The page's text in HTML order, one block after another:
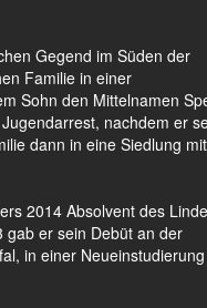
Gegend im Süden der
Familie in einer
Sohn den Mittelnamen
nachdem er
dann in eine Siedlung mit
2014 Absolvent des
gab er sein Debüt an der
in einer